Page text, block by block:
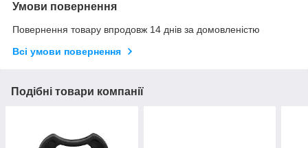
Умови повернення
Повернення товару впродовж 14 днів за домовленістю
Всі умови повернення
Подібні товари компанії